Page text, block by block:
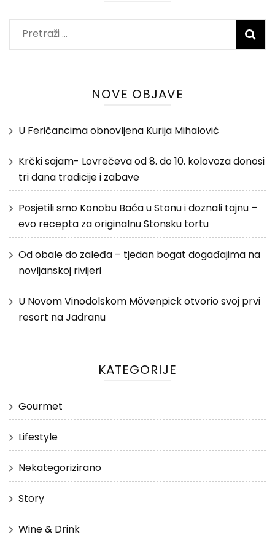
Pretraži:
NOVE OBJAVE
U Feričancima obnovljena Kurija Mihalović
Krčki sajam- Lovrečeva od 8. do 10. kolovoza donosi
tri dana tradicije i zabave
Posjetili smo Konobu Baća u Stonu i doznali tajnu –
evo recepta za originalnu Stonsku tortu
Od obale do zaleđa – tjedan bogat događajima na
novljanskoj rivijeri
U Novom Vinodolskom Mövenpick otvorio svoj prvi
resort na Jadranu
KATEGORIJE
Gourmet
Lifestyle
Nekategorizirano
Story
Wine & Drink